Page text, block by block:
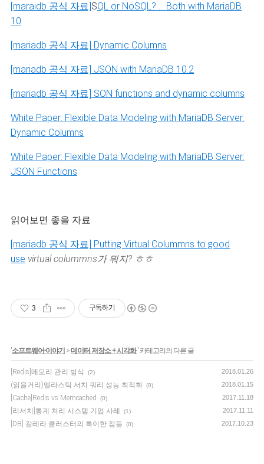
[maraidb 공식 자료]SQL or NoSQL? … Both with MariaDB
10
[mariadb 공식 자료] Dynamic Columns
[mariadb 공식 자료] JSON with MariaDB 10.2
[mariadb 공식 자료] SON functions and dynamic columns
White Paper: Flexible Data Modeling with MariaDB Server:
Dynamic Columns
White Paper: Flexible Data Modeling with MariaDB Server:
JSON Functions
읽어보면 좋을 자료
[mariadb 공식 자료] Putting Virtual Colummns to good
use virtual colummns가 뭐지? ㅎㅎ
3 구독하기
'소프트웨어-이야기 >데이터 저장소 + 시각화' 카테고리의 다른 글
[Redis]메모리 관리 방식 (2) 2018.01.26
(읽을거리)엘라스틱 서치 쿼리 성능 최적화 (0) 2018.01.15
[Cache]Redis vs Memcached (0) 2017.11.18
[리서치]통계 처리 시스템 기업 사례 (1) 2017.11.11
[DB] 갈레라 클러스터의 특이한 점들 (0) 2017.10.23